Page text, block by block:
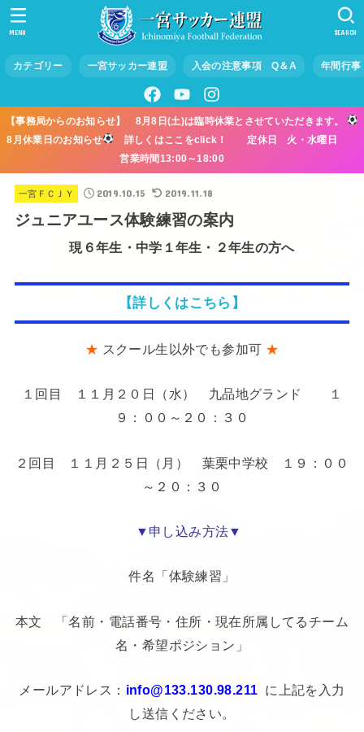
カテゴリー 一宮サッカー連盟 入会の注意事項 Q＆A 年間行事
SEARCH
MENU
【事務局からのお知らせ】 8月8日(土)は臨時休業とさせていただきます。
8月休業日のお知らせ
詳しくはここをclick！ 定休日 火・水曜日
営業時間13:00～18:00
一宮ＦＣＪＹ 2019.10.15 2019.11.18
ジュニアユース体験練習の案内
現６年生・中学１年生・２年生の方へ
【詳しくはこちら】
★ スクール生以外でも参加可 ★
１回目 １１月２０日（水） 九品地グランド １
９：００～２０：３０
２回目 １１月２５日（月） 葉栗中学校 １９：００
～２０：３０
▼申し込み方法▼
件名「体験練習」
本文 「名前・電話番号・住所・現在所属してるチーム
名・希望ポジション」
メールアドレス： info@133.130.98.211 に上記を入力
し送信ください。